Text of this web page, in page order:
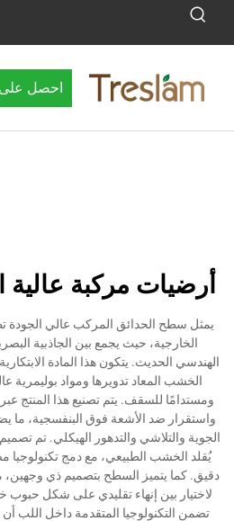
احصل
أرضيات مركبة عالية
يمثل سطح الحدائق المركب عالي الجودة
الخارجية، حيث يجمع بين الجاذبية
الهندسي الحديث. يتكون هذا المادة
الخشب المعاد تدويرها ومواد بوليمرية
ومستدامًا للسقف. يتم تصنيع هذا المنتج
واستقرار ضد الأشعة فوق البنفسجية، ما
الجوية والتلاشي والتدهور الهيكلي. تم
يُقلد الخشب الطبيعي، مع دمج تكنولوجيا
دقيق. كما يتميز السطح بتصميم ذي وجهين،
لاختيار بين إنهاء تقليدي على شكل
تضمن التكنولوجيا المتقدمة داخل اللب